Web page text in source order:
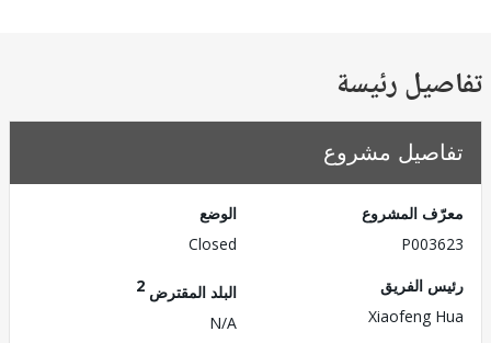
رئيسة
مشروع
المشروع
الفريق
Xiaofeng
البلد المقترض